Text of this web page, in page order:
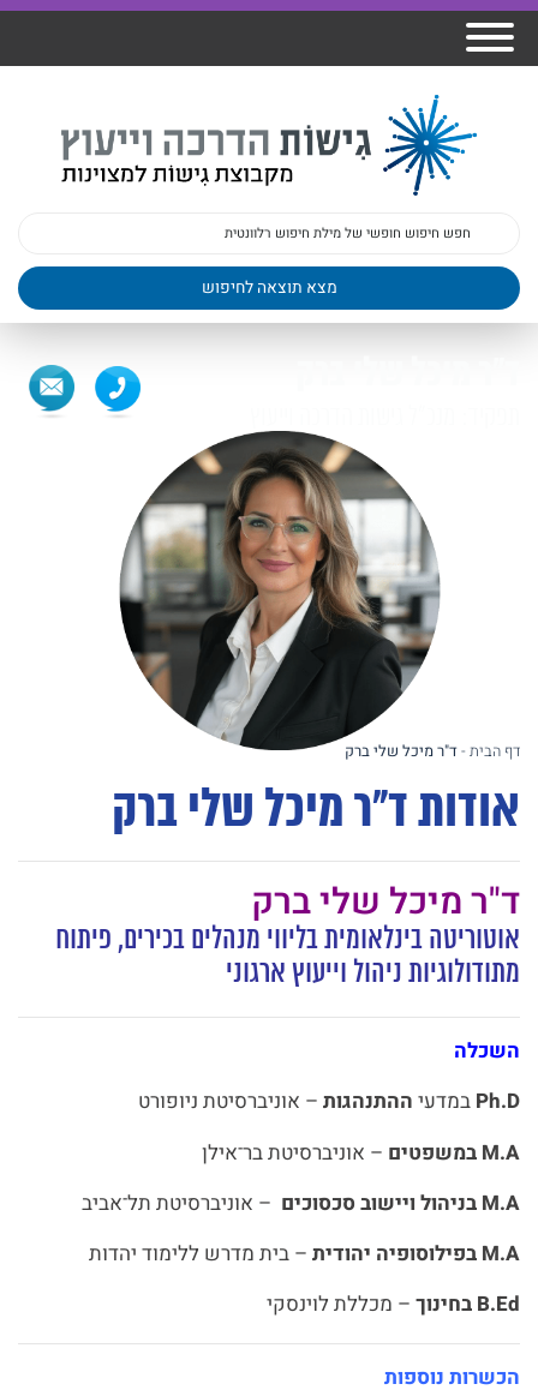
אודות גישות
פיתוח מנהלים
הדרכות
פעילות
ומרצים
ד"ר צבי ברק
מכללת גישות
גישות כנסים
מקצועיים
למנהלי בתי
ספר
דף הבית -ד"ר מיכל שלי ברק
אודות ד"ר מיכל שלי ברק
ד"ר מיכל שלי ברק
אוטוריטה בינלאומית בליווי מנהלים בכירים, פיתוח
מתודולוגיות ניהול וייעוץ ארגוני
השכלה
Ph.D במדעי ההתנהגות – אוניברסיטת ניופורט
M.A במשפטים
– אוניברסיטת בר־אילן
M.A בניהול ויישוב סכסוכים
– אוניברסיטת תל־אביב
M.A בפילוסופיה יהודית
– בית מדרש ללימוד יהדות
B.Ed בחינוך
– מכללת לוינסקי
הכשרות נוספות